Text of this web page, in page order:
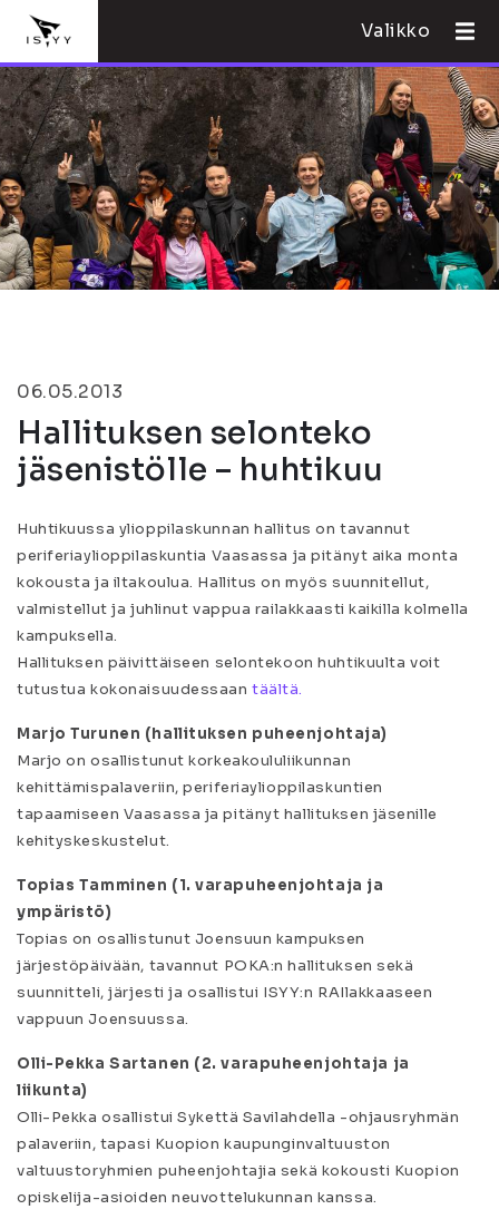
Valikko
06.05.2013
Hallituksen selonteko
jäsenistölle – huhtikuu
Huhtikuussa ylioppilaskunnan hallitus on tavannut
periferiaylioppilaskuntia Vaasassa ja pitänyt aika monta
kokousta ja iltakoulua. Hallitus on myös suunnitellut,
valmistellut ja juhlinut vappua railakkaasti kaikilla kolmella
kampuksella.
Hallituksen päivittäiseen selontekoon huhtikuulta voit
tutustua kokonaisuudessaantäältä.
Marjo Turunen (hallituksen puheenjohtaja)
Marjo on osallistunut korkeakoululiikunnan
kehittämispalaveriin, periferiaylioppilaskuntien
tapaamiseen Vaasassa ja pitänyt hallituksen jäsenille
kehityskeskustelut.
Topias Tamminen (1. varapuheenjohtaja ja
ympäristö)
Topias on osallistunut Joensuun kampuksen
järjestöpäivään, tavannut POKA:n hallituksen sekä
suunnitteli, järjesti ja osallistui ISYY:n RAIlakkaaseen
vappuun Joensuussa.
Olli-Pekka Sartanen (2. varapuheenjohtaja ja
liikunta)
Olli-Pekka osallistui Sykettä Savilahdella -ohjausryhmän
palaveriin, tapasi Kuopion kaupunginvaltuuston
valtuustoryhmien puheenjohtajia sekä kokousti Kuopion
opiskelija-asioiden neuvottelukunnan kanssa.